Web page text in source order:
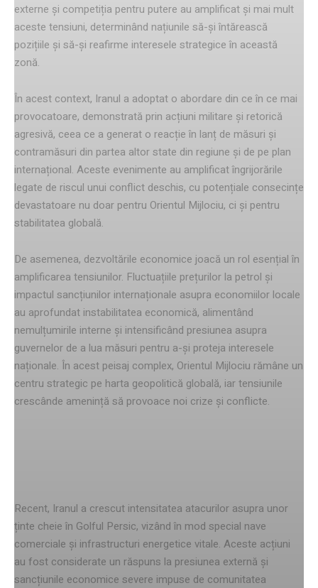
externe și competiția pentru putere au amplificat și mai mult
aceste tensiuni, determinând națiunile să-și întărească
pozițiile și să-și reafirme interesele strategice în această
zonă.
În acest context, Iranul a adoptat o abordare din ce în ce mai
provocatoare, demonstrată prin acțiuni militare și retorică
agresivă, ceea ce a generat o reacție în lanț de măsuri și
contramăsuri din partea altor state din regiune și de pe plan
internațional. Aceste evenimente au amplificat îngrijorările
legate de riscul unui conflict deschis, cu potențiale consecințe
devastatoare nu doar pentru Orientul Mijlociu, ci și pentru
stabilitatea globală.
De asemenea, dezvoltările economice joacă un rol esențial în
amplificarea tensiunilor. Fluctuațiile prețurilor la petrol și
impactul sancțiunilor internaționale asupra economiilor locale
au aprofundat instabilitatea economică, alimentând
nemulțumirile interne și intensificând presiunea asupra
guvernelor de a lua măsuri pentru a-și proteja interesele
naționale. În acest peisaj complex, Orientul Mijlociu rămâne un
centru strategic pe harta geopolitică globală, iar tensiunile
crescânde amenință să provoace noi crize și conflicte.
Recent, Iranul a crescut intensitatea atacurilor asupra unor
ținte cheie în Golful Persic, vizând în mod special nave
comerciale și infrastructuri energetice vitale. Aceste acțiuni
au fost considerate un răspuns la presiunea externă și
sancțiunile economice severe impuse de comunitatea